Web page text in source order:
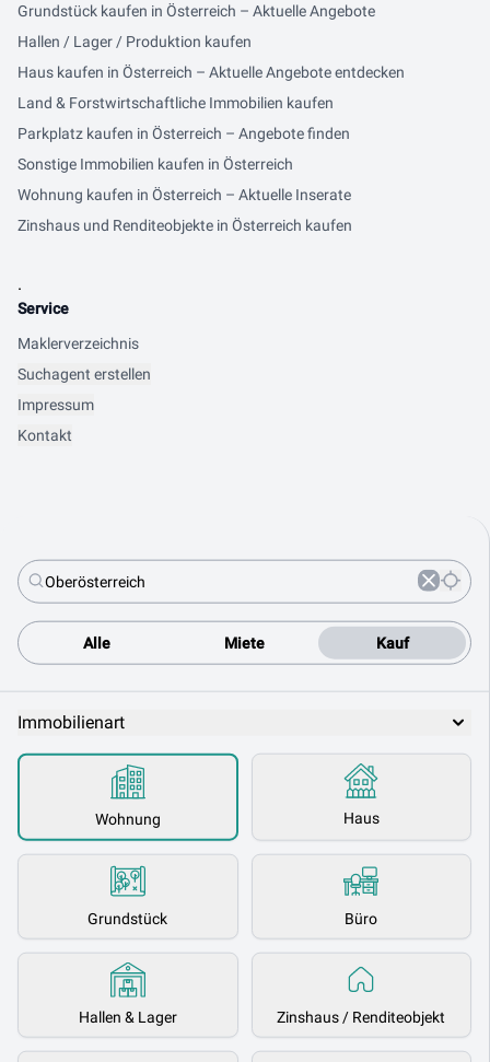
Alle Miete Kauf
Immobilienart
Wohnung Haus
Grundstück Büro
Hallen & Lager Zinshaus / Renditeobjekt
Grundstück kaufen in Österreich – Aktuelle Angebote
Hallen / Lager / Produktion kaufen
Haus kaufen in Österreich – Aktuelle Angebote entdecken
Land & Forstwirtschaftliche Immobilien kaufen
Parkplatz kaufen in Österreich – Angebote finden
Sonstige Immobilien kaufen in Österreich
Wohnung kaufen in Österreich – Aktuelle Inserate
Zinshaus und Renditeobjekte in Österreich kaufen
.
Service
Maklerverzeichnis
Suchagent erstellen
Impressum
Kontakt